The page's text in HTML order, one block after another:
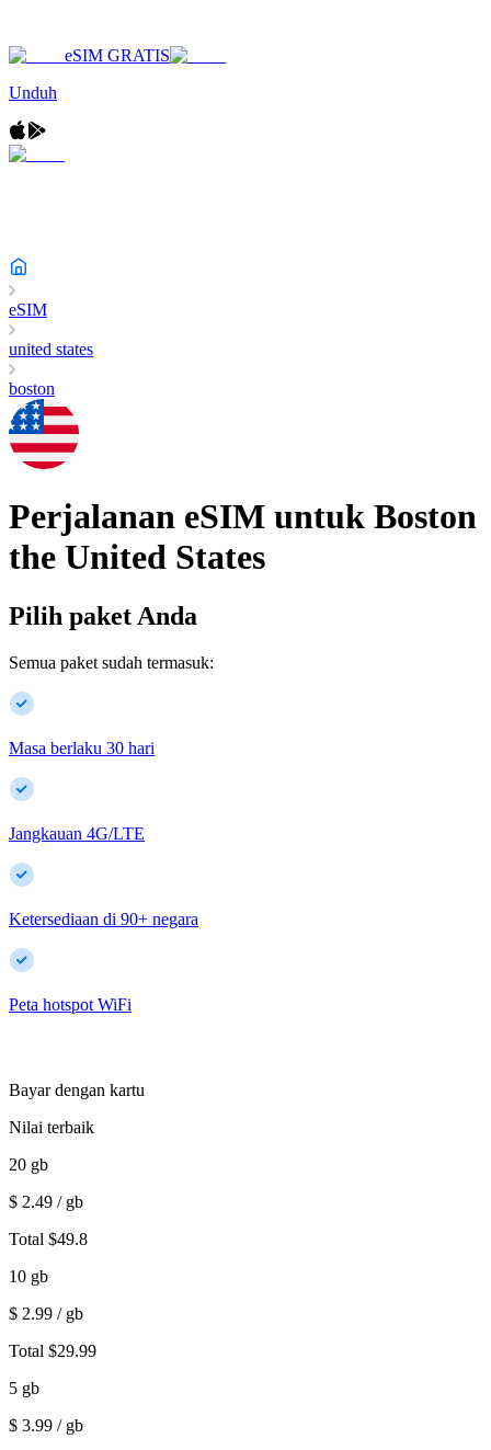
eSIM GRATIS
Unduh
eSIM
united states
boston
Perjalanan eSIM untuk Boston
the United States
Pilih paket Anda
Semua paket sudah termasuk:
Masa berlaku 30 hari
Jangkauan 4G/LTE
Ketersediaan di 90+ negara
Peta hotspot WiFi
Bayar dengan kartu
Nilai terbaik
20 gb
$ 2.49 / gb
Total $49.8
10 gb
$ 2.99 / gb
Total $29.99
5 gb
$ 3.99 / gb